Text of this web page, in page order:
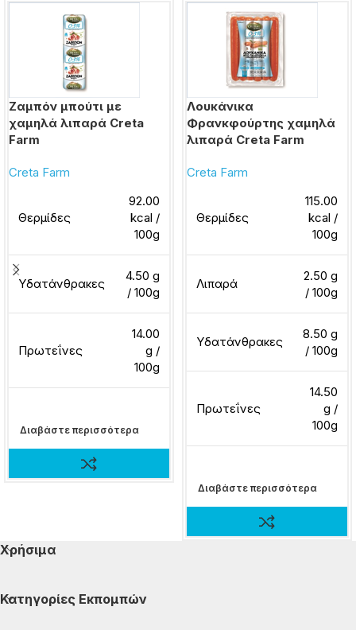
Ζαμπόν μπούτι με
χαμηλά λιπαρά Creta
Farm
Creta Farm
Θερμίδες
92.00
kcal /
100g
Υδατάνθρακες
4.50 g
/ 100g
Πρωτεΐνες
14.00
g /
100g
Διαβάστε περισσότερα
Λουκάνικα
Φρανκφούρτης χαμηλά
λιπαρά Creta Farm
Creta Farm
Θερμίδες
115.00
kcal /
100g
Λιπαρά
2.50 g
/ 100g
Υδατάνθρακες
8.50 g
/ 100g
Πρωτεΐνες
14.50
g /
100g
Διαβάστε περισσότερα
Χρήσιμα
Κατηγορίες Εκπομπών